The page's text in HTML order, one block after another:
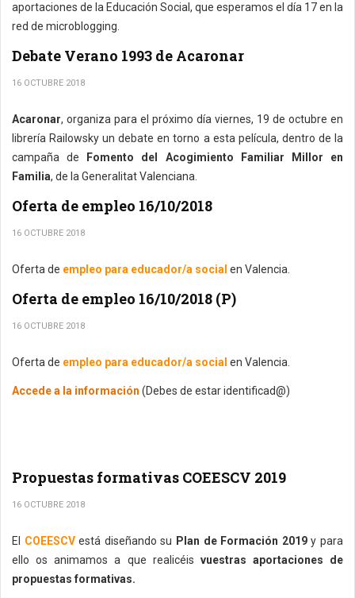
aportaciones de la Educación Social, que esperamos el día 17 en la
red de microblogging.
Debate Verano 1993 de Acaronar
16 OCTUBRE 2018
Acaronar, organiza para el próximo día viernes, 19 de octubre en
librería Railowsky un debate en torno a esta película, dentro de la
campaña de Fomento del Acogimiento Familiar Millor en
Familia, de la Generalitat Valenciana.
Oferta de empleo 16/10/2018
16 OCTUBRE 2018
Oferta de empleo para educador/a social en Valencia.
Oferta de empleo 16/10/2018 (P)
16 OCTUBRE 2018
Oferta de empleo para educador/a social en Valencia.
Accede a la información (Debes de estar identificad@)
Propuestas formativas COEESCV 2019
16 OCTUBRE 2018
El COEESCVestá diseñando su Plan de Formación 2019y para
ello os animamos a que realicéis vuestras aportaciones de
propuestas formativas.